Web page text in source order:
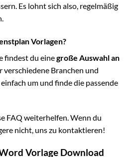
Es lohnt sich also, regelmäßig
Vorlagen?
findest du einegroße Auswahl an
verschiedene Branchen und
um und finde die passende
FAQ weiterhelfen. Wenn du
nicht, uns zu kontaktieren!
Vorlage Download